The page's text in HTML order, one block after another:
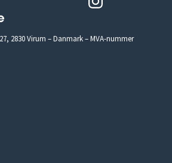
2830 Virum – Danmark – MVA-nummer